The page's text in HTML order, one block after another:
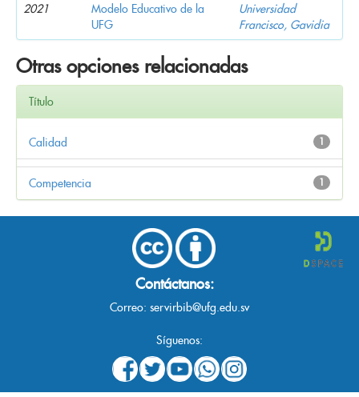
2021
Modelo Educativo de la
UFG
Universidad
Francisco, Gavidia
Otras opciones relacionadas
Título
1
Calidad
1
Competencia
Contáctanos:
Correo: servirbib@ufg.edu.sv
Síguenos: